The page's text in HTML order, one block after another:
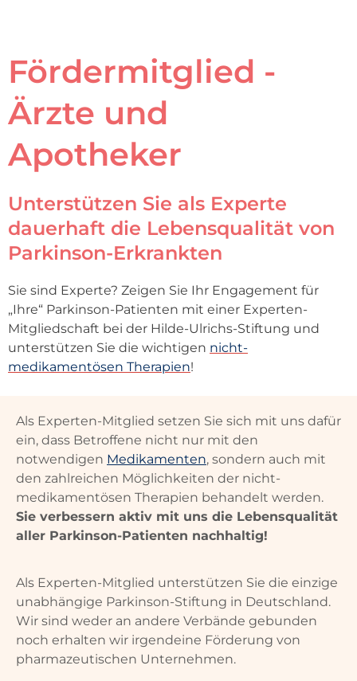
Fördermitglied -
Ärzte und
Apotheker
Unterstützen Sie als Experte
dauerhaft die Lebensqualität von
Parkinson-Erkrankten
Sie sind Experte? Zeigen Sie Ihr Engagement für
„Ihre“ Parkinson-Patienten mit einer Experten-
Mitgliedschaft bei der Hilde-Ulrichs-Stiftung und
unterstützen Sie die wichtigen nicht-
medikamentösen Therapien!
Als Experten-Mitglied setzen Sie sich mit uns dafür
ein, dass Betroffene nicht nur mit den
notwendigen Medikamenten, sondern auch mit
den zahlreichen Möglichkeiten der nicht-
medikamentösen Therapien behandelt werden.
Sie verbessern aktiv mit uns die Lebensqualität
aller Parkinson-Patienten nachhaltig!
Als Experten-Mitglied unterstützen Sie die einzige
unabhängige Parkinson-Stiftung in Deutschland.
Wir sind weder an andere Verbände gebunden
noch erhalten wir irgendeine Förderung von
pharmazeutischen Unternehmen.